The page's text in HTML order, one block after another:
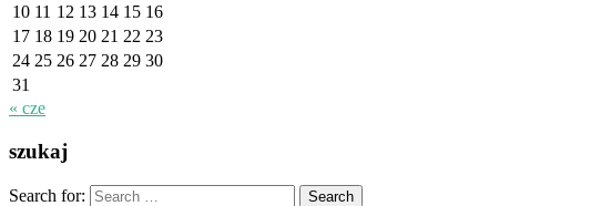
10 11 12 13 14 15 16
17 18 19 20 21 22 23
24 25 26 27 28 29 30
31
« cze
szukaj
Search for: